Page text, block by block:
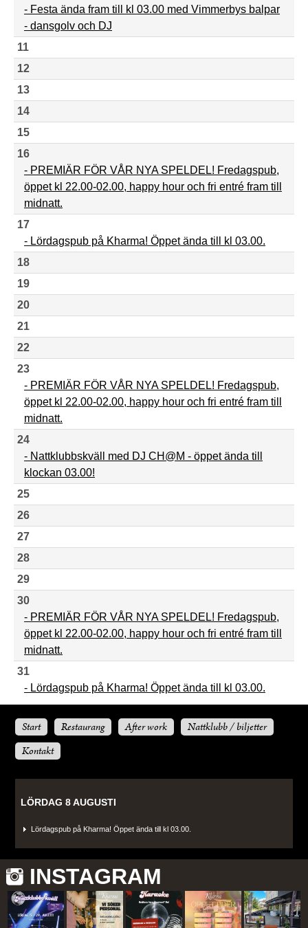
- Festa ända fram till kl 03.00 med Vimmerbys balpar
- dansgolv och DJ
11
12
13
14
15
16
- PREMIÄR FÖR VÅR NYA SPELDEL! Fredagspub,
öppet kl 22.00-02.00, happy hour och fri entré fram till
midnatt.
17
- Lördagspub på Kharma! Öppet ända till kl 03.00.
18
19
20
21
22
23
- PREMIÄR FÖR VÅR NYA SPELDEL! Fredagspub,
öppet kl 22.00-02.00, happy hour och fri entré fram till
midnatt.
24
- Nattklubbskväll med DJ CH@M - öppet ända till
klockan 03.00!
25
26
27
28
29
30
- PREMIÄR FÖR VÅR NYA SPELDEL! Fredagspub,
öppet kl 22.00-02.00, happy hour och fri entré fram till
midnatt.
31
- Lördagspub på Kharma! Öppet ända till kl 03.00.
Start Restaurang After work
Nattklubb / biljetter
Kontakt
LÖRDAG 8 AUGUSTI
Lördagspub på Kharma! Öppet ända till kl 03.00.
INSTAGRAM